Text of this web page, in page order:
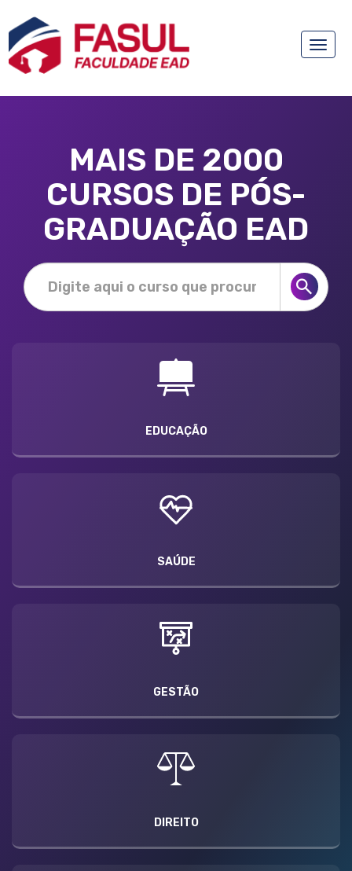
Toggle
MAIS DE 2000
CURSOS DE PÓS-
GRADUAÇÃO EAD
EDUCAÇÃO
SAÚDE
GESTÃO
DIREITO